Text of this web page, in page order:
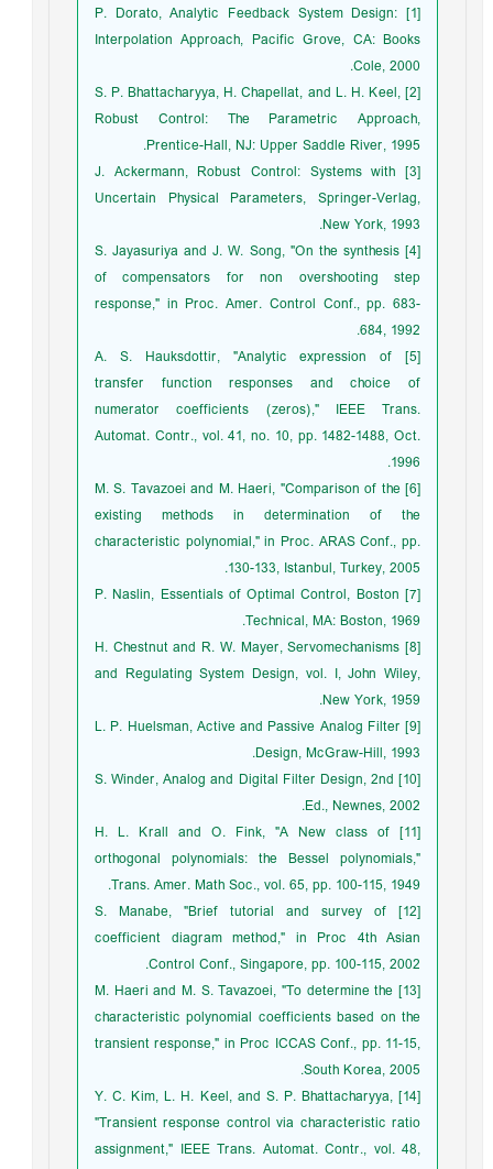
[1] P. Dorato, Analytic Feedback System Design:
Interpolation Approach, Pacific Grove, CA: Books
Cole, 2000.
[2] S. P. Bhattacharyya, H. Chapellat, and L. H. Keel,
Robust Control: The Parametric Approach,
Prentice-Hall, NJ: Upper Saddle River, 1995.
[3] J. Ackermann, Robust Control: Systems with
Uncertain Physical Parameters, Springer-Verlag,
New York, 1993.
[4] S. Jayasuriya and J. W. Song, "On the synthesis
of compensators for non overshooting step
response," in Proc. Amer. Control Conf., pp. 683-
684, 1992.
[5] A. S. Hauksdottir, "Analytic expression of
transfer function responses and choice of
numerator coefficients (zeros)," IEEE Trans.
Automat. Contr., vol. 41, no. 10, pp. 1482-1488, Oct.
1996.
[6] M. S. Tavazoei and M. Haeri, "Comparison of the
existing methods in determination of the
characteristic polynomial," in Proc. ARAS Conf., pp.
130-133, Istanbul, Turkey, 2005.
[7] P. Naslin, Essentials of Optimal Control, Boston
Technical, MA: Boston, 1969.
[8] H. Chestnut and R. W. Mayer, Servomechanisms
and Regulating System Design, vol. I, John Wiley,
New York, 1959.
[9] L. P. Huelsman, Active and Passive Analog Filter
Design, McGraw-Hill, 1993.
[10] S. Winder, Analog and Digital Filter Design, 2nd
Ed., Newnes, 2002.
[11] H. L. Krall and O. Fink, "A New class of
orthogonal polynomials: the Bessel polynomials,"
Trans. Amer. Math Soc., vol. 65, pp. 100-115, 1949.
[12] S. Manabe, "Brief tutorial and survey of
coefficient diagram method," in Proc 4th Asian
Control Conf., Singapore, pp. 100-115, 2002.
[13] M. Haeri and M. S. Tavazoei, "To determine the
characteristic polynomial coefficients based on the
transient response," in Proc ICCAS Conf., pp. 11-15,
South Korea, 2005.
[14] Y. C. Kim, L. H. Keel, and S. P. Bhattacharyya,
"Transient response control via characteristic ratio
assignment," IEEE Trans. Automat. Contr., vol. 48,